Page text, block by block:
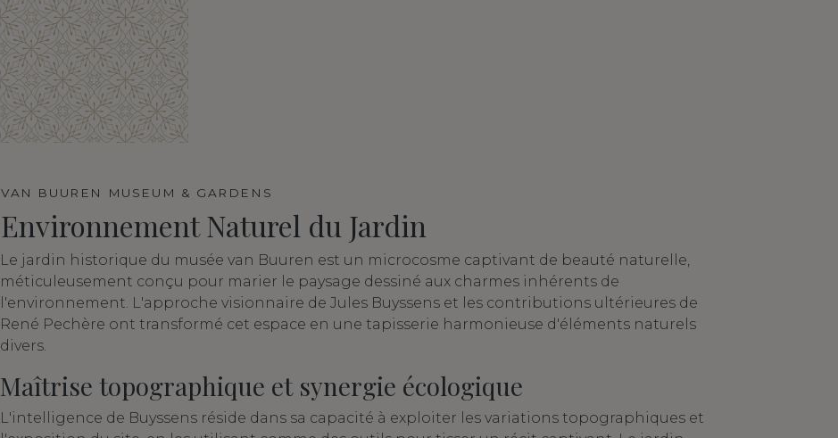
VAN BUUREN MUSEUM & GARDENS
Environnement Naturel du Jardin
Le jardin historique du musée van Buuren est un microcosme captivant de beauté naturelle,
méticuleusement conçu pour marier le paysage dessiné aux charmes inhérents de
l'environnement. L'approche visionnaire de Jules Buyssens et les contributions ultérieures de
René Pechère ont transformé cet espace en une tapisserie harmonieuse d'éléments naturels
divers.
Maîtrise topographique et synergie écologique
L'intelligence de Buyssens réside dans sa capacité à exploiter les variations topographiques et